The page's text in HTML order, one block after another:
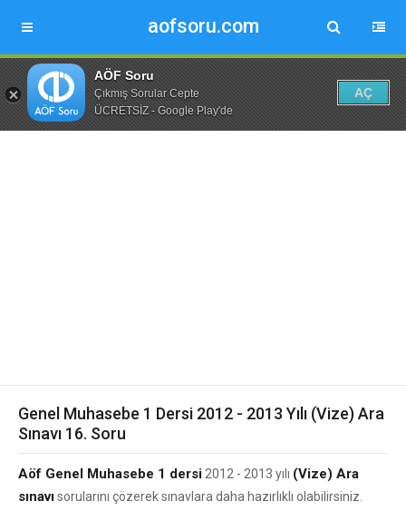
aofsoru.com
AÖF Soru
Çıkmış Sorular Cepte
ÜCRETSİZ - Google Play'de
AÇ
Genel Muhasebe 1 Dersi 2012 - 2013 Yılı (Vize) Ara
Sınavı 16. Soru
Aöf Genel Muhasebe 1 dersi 2012 - 2013 yılı (Vize) Ara
sınavısorularını çözerek sınavlara daha hazırlıklı olabilirsiniz.